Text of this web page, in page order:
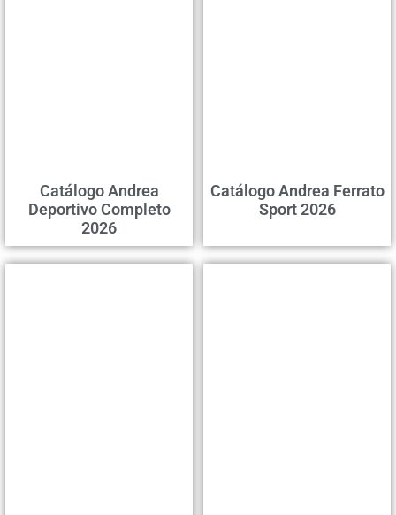
Catálogo Andrea
Deportivo Completo
2026
Catálogo Andrea Ferrato
Sport 2026